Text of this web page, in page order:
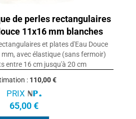
de perles rectangulaires
11x16 mm blanches
et plates d'Eau Douce
avec élastique (sans fermoir)
entre 16 cm jusqu'à 20 cm
: 110,00 €
PRIX
65,00 €